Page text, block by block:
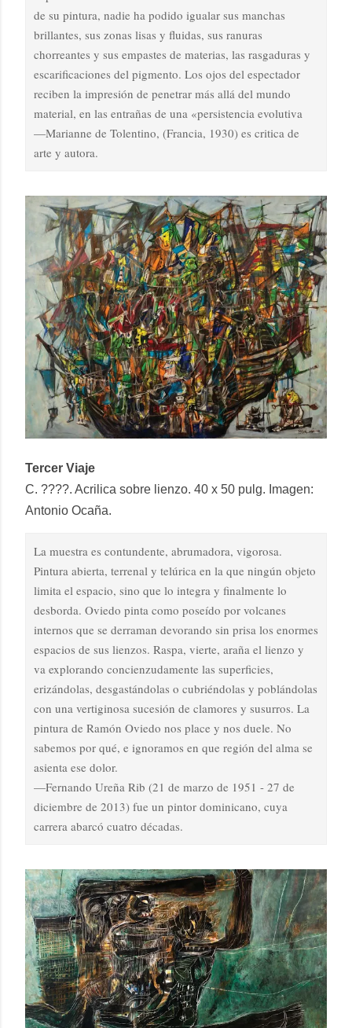
de su pintura, nadie ha podido igualar sus manchas
brillantes, sus zonas lisas y fluidas, sus ranuras
chorreantes y sus empastes de materias, las rasgaduras y
escarificaciones del pigmento. Los ojos del espectador
reciben la impresión de penetrar más allá del mundo
material, en las entrañas de una «persistencia evolutiva
—Marianne de Tolentino, (Francia, 1930) es critica de
arte y autora.
Tercer Viaje
C. ????. Acrilica sobre lienzo. 40 x 50 pulg. Imagen:
Antonio Ocaña.
La muestra es contundente, abrumadora, vigorosa.
Pintura abierta, terrenal y telúrica en la que ningún objeto
limita el espacio, sino que lo integra y finalmente lo
desborda. Oviedo pinta como poseído por volcanes
internos que se derraman devorando sin prisa los enormes
espacios de sus lienzos. Raspa, vierte, araña el lienzo y
va explorando concienzudamente las superficies,
erizándolas, desgastándolas o cubriéndolas y poblándolas
con una vertiginosa sucesión de clamores y susurros. La
pintura de Ramón Oviedo nos place y nos duele. No
sabemos por qué, e ignoramos en que región del alma se
asienta ese dolor.
—Fernando Ureña Rib (21 de marzo de 1951 - 27 de
diciembre de 2013) fue un pintor dominicano, cuya
carrera abarcó cuatro décadas.